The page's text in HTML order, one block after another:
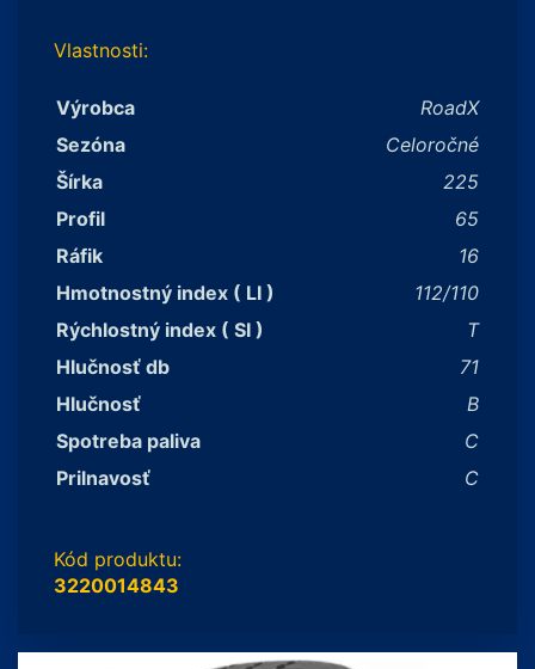
Vlastnosti:
Výrobca
RoadX
Sezóna
Celoročné
Šírka
225
Profil
65
Ráfik
16
Hmotnostný index ( LI )
112/110
Rýchlostný index ( SI )
T
Hlučnosť db
71
Hlučnosť
B
Spotreba paliva
C
Prilnavosť
C
Kód produktu:
3220014843